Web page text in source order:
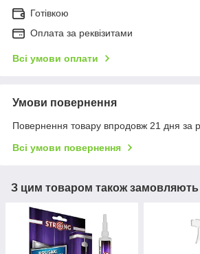
Готівкою
Оплата за реквізитами
Всі умови оплати
Умови повернення
Повернення товару впродовж 21 дня за
Всі умови повернення
З цим товаром також замовляють